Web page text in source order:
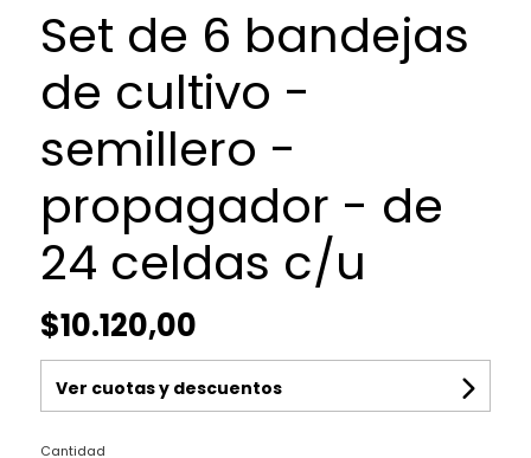
Set de 6 bandejas
de cultivo -
semillero -
propagador - de
24 celdas c/u
$10.120,00
Ver cuotas y descuentos
Cantidad